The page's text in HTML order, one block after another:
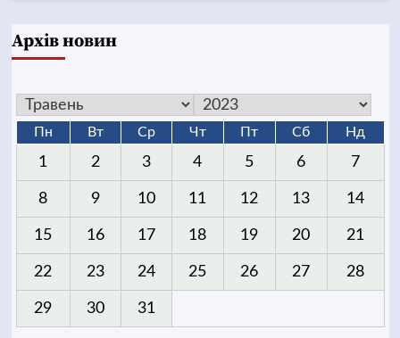
Архів новин
Пн Вт Ср Чт Пт Сб Нд
1 2 3 4 5 6 7
8 9 10 11 12 13 14
15 16 17 18 19 20 21
22 23 24 25 26 27 28
29 30 31